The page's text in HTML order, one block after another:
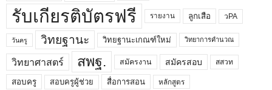
รับเกียรติบัตรฟรี รายงาน ลูกเสือ วPA
วันครู วิทยฐานะ วิทยฐานะเกณฑ์ใหม่ วิทยาการคำนวณ
วิทยาศาสตร์ สพฐ. สมัครงาน สมัครสอบ สสวท
สอบครู สอบครูผู้ช่วย สื่อการสอน หลักสูตร